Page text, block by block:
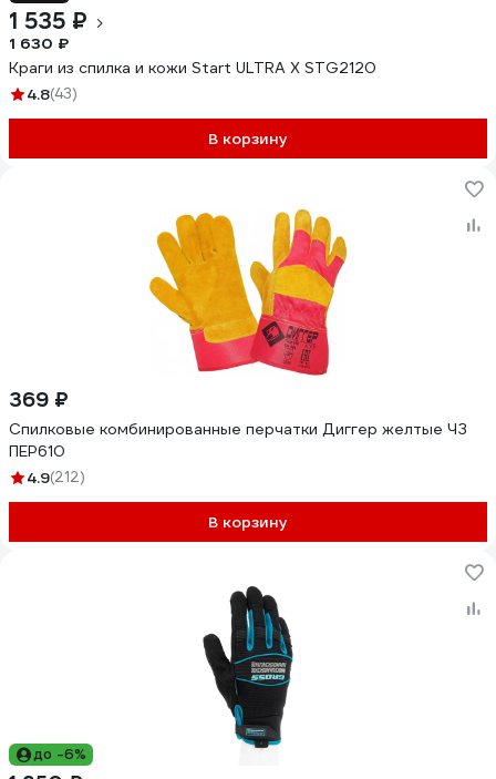
1 535 ₽
1 630 ₽
Краги из спилка и кожи Start ULTRA X STG2120
4.8(43)
В корзину
369 ₽
Спилковые комбинированные перчатки Диггер желтые ЧЗ
ПЕР610
4.9(212)
В корзину
до -6%